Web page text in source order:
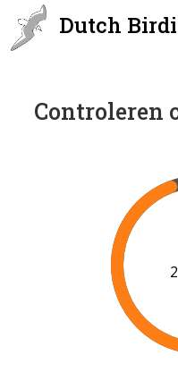
Dutch
Controleren